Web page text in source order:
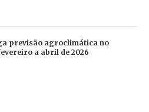
previsão agroclimática no
a abril de 2026